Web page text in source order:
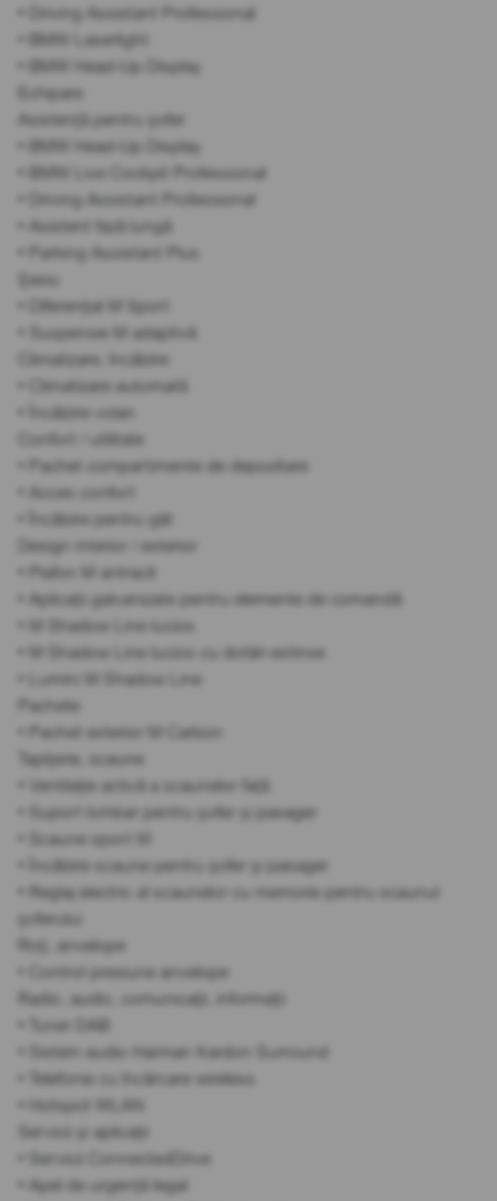
• Driving Assistant Professional
• BMW Laserlight
• BMW Head-Up Display
Echipare
Asistență pentru șofer
• BMW Head-Up Display
• BMW Live Cockpit Professional
• Driving Assistant Professional
• Asistent fază lungă
• Parking Assistant Plus
Șasiu
• Diferențial M Sport
• Suspensie M adaptivă
Climatizare, încălzire
• Climatizare automată
• Încălzire volan
Confort / utilitate
• Pachet compartimente de depozitare
• Acces confort
• Încălzire pentru gât
Design interior / exterior
• Plafon M antracit
• Aplicații galvanizate pentru elemente de comandă
• M Shadow Line lucios
• M Shadow Line lucios cu dotări extinse
• Lumini M Shadow Line
Pachete
• Pachet exterior M Carbon
Tapițerie, scaune
• Ventilație activă a scaunelor față
• Suport lombar pentru șofer și pasager
• Scaune sport M
• Încălzire scaune pentru șofer și pasager
• Reglaj electric al scaunelor cu memorie pentru scaunul
șoferului
Roți, anvelope
• Control presiune anvelope
Radio, audio, comunicații, informații
• Tuner DAB
• Sistem audio Harman Kardon Surround
• Telefonie cu încărcare wireless
• Hotspot WLAN
Servicii și aplicații
• Servicii ConnectedDrive
• Apel de urgență legal